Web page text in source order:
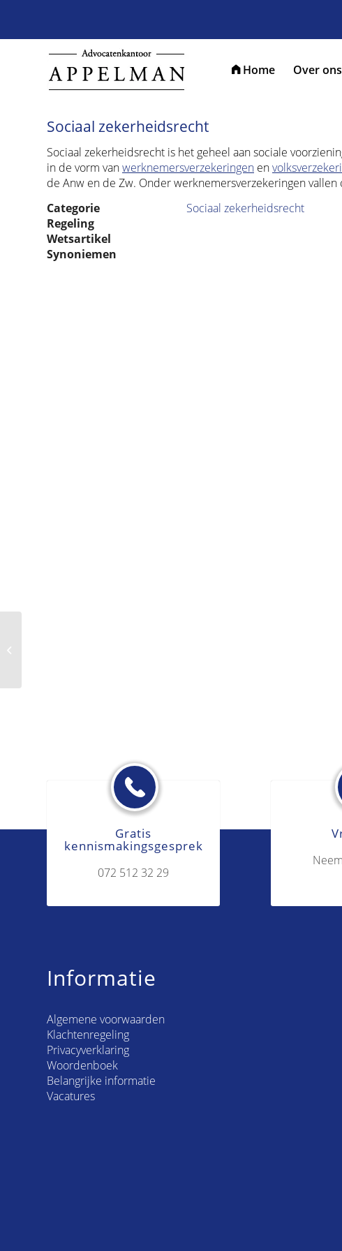
Home Over ons
Sociaal zekerheidsrecht
Sociaal zekerheidsrecht is het geheel aan sociale
in de vorm vanwerknemersverzekeringen en
de Anw en de Zw. Onder werknemersverzekeringen
Categorie
Sociaal zekerheidsrecht
Regeling
Wetsartikel
Synoniemen
Gratis
kennismakingsgesprek
072 512 32 29
Informatie
Algemene voorwaarden
Klachtenregeling
Privacyverklaring
Woordenboek
Belangrijke informatie
Vacatures